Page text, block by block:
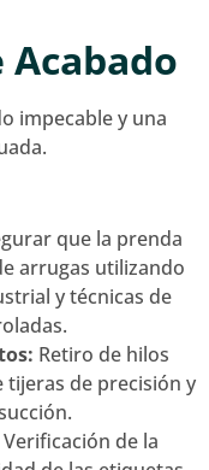
Acabado
impecable y una
que la prenda
arrugas utilizando
y técnicas de
Retiro de hilos
de precisión y
Verificación de la